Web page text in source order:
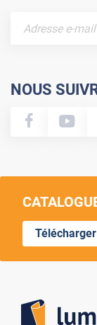
NOUS
Télécharger